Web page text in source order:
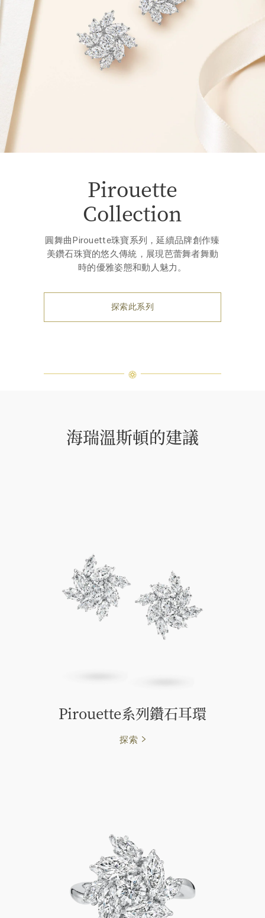
Pirouette
Collection
圓舞曲Pirouette珠寶系列，延續品牌創作臻
美鑽石珠寶的悠久傳統，展現芭蕾舞者舞動
時的優雅姿態和動人魅力。
探索此系列
海瑞溫斯頓的建議
Pirouette系列鑽石耳環
探索